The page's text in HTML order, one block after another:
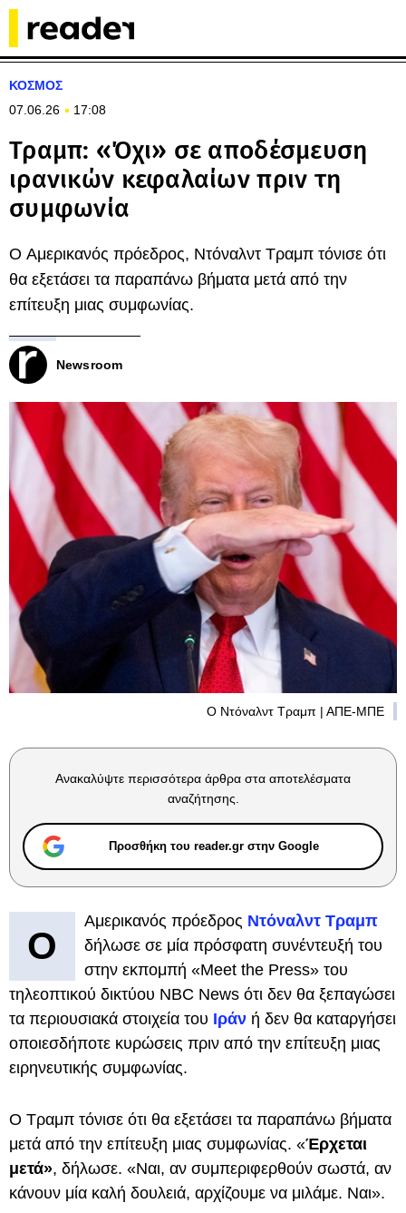
ΚΟΣΜΟΣ
07.06.26
17:08
Τραμπ: «Όχι» σε αποδέσμευση
ιρανικών κεφαλαίων πριν τη
συμφωνία
Ο Aμερικανός πρόεδρος, Ντόναλντ Τραμπ τόνισε ότι
θα εξετάσει τα παραπάνω βήματα μετά από την
επίτευξη μιας συμφωνίας.
Newsroom
O Ντόναλντ Τραμπ | ΑΠΕ-ΜΠΕ
Ανακαλύψτε περισσότερα άρθρα στα αποτελέσματα
αναζήτησης.
Προσθήκη του reader.gr στην Google
Ο
Αμερικανός πρόεδρος Ντόναλντ Τραμπ
δήλωσε σε μία πρόσφατη συνέντευξή του
στην εκπομπή «Meet the Press» του
τηλεοπτικού δικτύου NBC News ότι δεν θα ξεπαγώσει
τα περιουσιακά στοιχεία του Ιράν ή δεν θα καταργήσει
οποιεσδήποτε κυρώσεις πριν από την επίτευξη μιας
ειρηνευτικής συμφωνίας.
Ο Τραμπ τόνισε ότι θα εξετάσει τα παραπάνω βήματα
μετά από την επίτευξη μιας συμφωνίας. «Έρχεται
μετά», δήλωσε. «Ναι, αν συμπεριφερθούν σωστά, αν
κάνουν μία καλή δουλειά, αρχίζουμε να μιλάμε. Ναι».